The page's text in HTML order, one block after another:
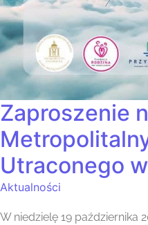
Zaproszenie
Utraconego
Aktualności
W niedzielę 19 października